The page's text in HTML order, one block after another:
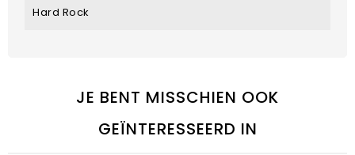
Hard Rock
JE BENT MISSCHIEN OOK
GEÏNTERESSEERD IN